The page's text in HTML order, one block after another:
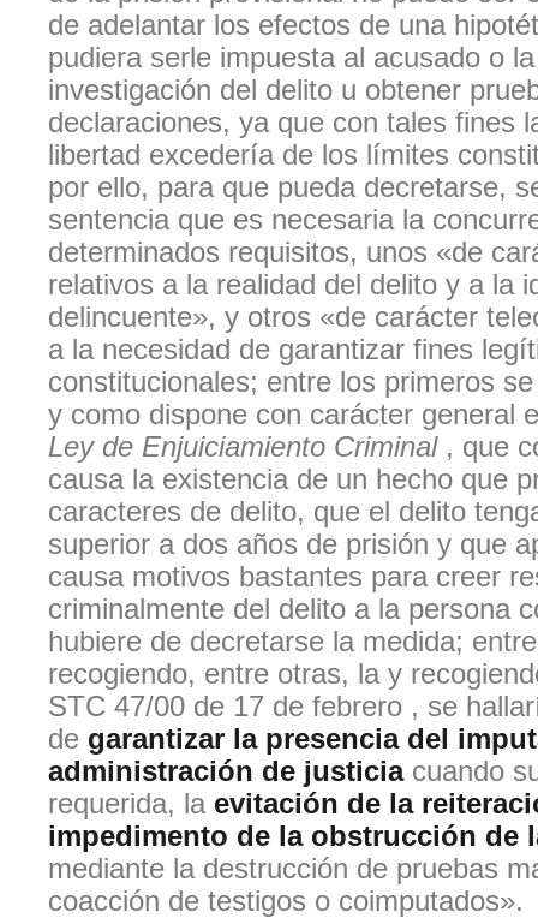
de adelantar los efectos de una
pudiera serle impuesta al acusado o
investigación del delito u obtener
declaraciones, ya que con tales fines
libertad excedería de los límites
por ello, para que pueda decretarse,
sentencia que es necesaria la
determinados requisitos, unos «de
relativos a la realidad del delito y a la
delincuente», y otros «de carácter
a la necesidad de garantizar fines
constitucionales; entre los primeros
y como dispone con carácter general
Ley de Enjuiciamiento Criminal , que
causa la existencia de un hecho que
caracteres de delito, que el delito
superior a dos años de prisión y que
causa motivos bastantes para creer
criminalmente del delito a la persona
hubiere de decretarse la medida;
recogiendo, entre otras, la y
STC 47/00 de 17 de febrero , se
de garantizar la presencia del
administración de justiciacuando
requerida, la evitación de la
impedimento de la obstrucción de
mediante la destrucción de pruebas
coacción de testigos o coimputados».